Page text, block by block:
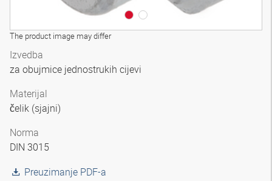
The product image may differ
Izvedba
za obujmice jednostrukih cijevi
Materijal
čelik (sjajni)
Norma
DIN 3015
Preuzimanje PDF-a